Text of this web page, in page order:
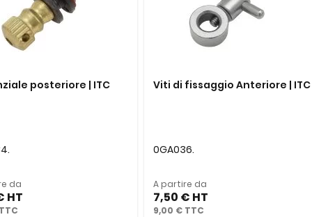
posteriore | ITC
da
Viti di fissaggio Anteriore | ITC
0GA036.
A partire da
7,50 €
9,00 €